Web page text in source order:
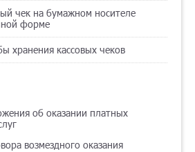
чек на бумажном носителе
форме
хранения кассовых чеков
об оказании платных
возмездного оказания